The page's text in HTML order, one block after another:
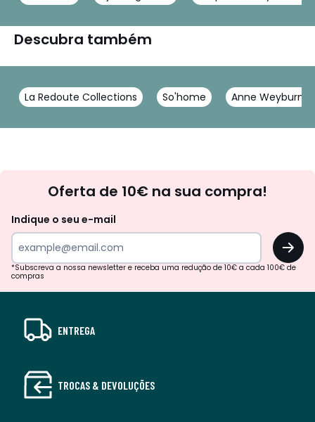
Descubra também
La Redoute Collections So'home Anne Weyburn
Oferta de 10€ na sua compra!
Indique o seu e-mail
OK
*Subscreva a nossa newsletter e receba uma redução de 10€ a cada 100€ de
compras
ENTREGA
TROCAS & DEVOLUÇÕES